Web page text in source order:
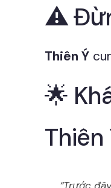
⚠️
Thiên Ý
🌟
Thiên
“Trước